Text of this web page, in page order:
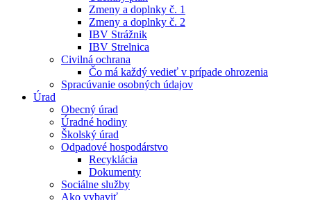
Zmeny a doplnky č. 1
Zmeny a doplnky č. 2
IBV Strážnik
IBV Strelnica
Civilná ochrana
Čo má každý vedieť v prípade ohrozenia
Spracúvanie osobných údajov
Úrad
Obecný úrad
Úradné hodiny
Školský úrad
Odpadové hospodárstvo
Recyklácia
Dokumenty
Sociálne služby
Ako vybaviť